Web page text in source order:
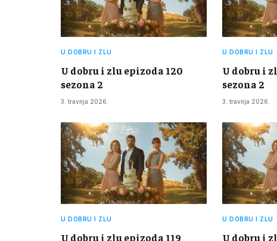
U DOBRU I ZLU
U dobru i zlu epizoda 120
sezona 2
3. travnja 2026.
U DOBRU I ZLU
U dobru i
sezona 2
3. travnja 2026.
U DOBRU I ZLU
U dobru i zlu epizoda 119
U DOBRU I ZLU
U dobru i